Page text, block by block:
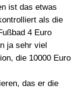
ist das etwas
als die
4 Euro
ja sehr viel
die 10000 Euro
das er die